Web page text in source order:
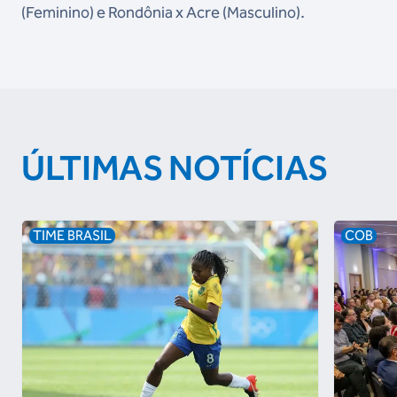
(Feminino) e Rondônia x Acre (Masculino).
ÚLTIMAS NOTÍCIAS
TIME BRASIL COB